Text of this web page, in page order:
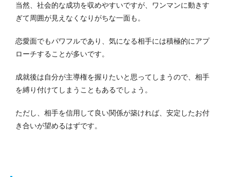
当然、社会的な成功を収めやすいですが、ワンマンに動きす
ぎて周囲が見えなくなりがちな一面も。
恋愛面でもパワフルであり、気になる相手には積極的にアプ
ローチすることが多いです。
成就後は自分が主導権を握りたいと思ってしまうので、相手
を縛り付けてしまうこともあるでしょう。
ただし、相手を信用して良い関係が築ければ、安定したお付
き合いが望めるはずです。